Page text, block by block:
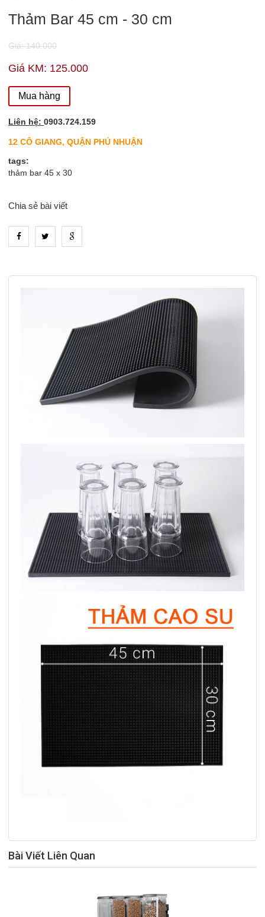
Thảm Bar 45 cm - 30 cm
Giá: 140.000
Giá KM: 125.000
Mua hàng
Liên hệ: 0903.724.159
12 CÔ GIANG, QUẬN PHÚ NHUẬN
tags:
thảm bar 45 x 30
Chia sẻ bài viết
Bài Viết Liên Quan